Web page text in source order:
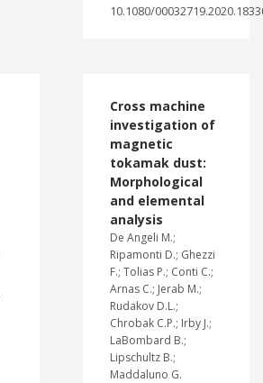
10.1080/
Cross machine
investigation of
magnetic
tokamak dust:
Morphological
and elemental
analysis
De Angeli M.;
Ripamonti D.; Ghezzi
F.; Tolias P.; Conti C.;
Arnas C.; Jerab M.;
Rudakov D.L.;
Chrobak C.P.; Irby J.;
LaBombard B.;
Lipschultz B.;
Maddaluno G.